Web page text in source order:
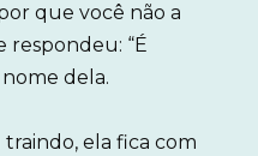
que você não a
respondeu: “É
dela.
ela fica com